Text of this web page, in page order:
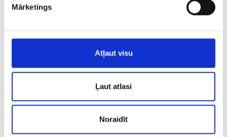
Mārketings
Atļaut visu
Ļaut atlasi
Noraidīt